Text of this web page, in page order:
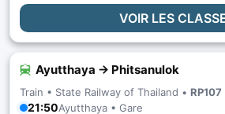
VOIR LES
Ayutthaya → Phitsanulok
Train • State Railway of Thailand • RP107
21:50Ayutthaya • Gare